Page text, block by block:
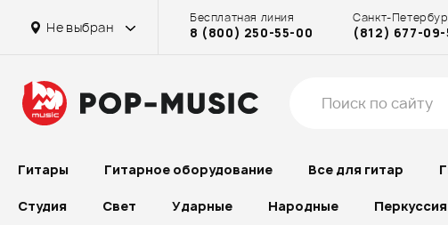
Не выбран
Бесплатная линия
8 (800) 250-55-00
Санкт-
(812) 677-09-
Гитары Гитарное оборудование Все для гитар
Студия Свет Ударные Народные Перкуссия